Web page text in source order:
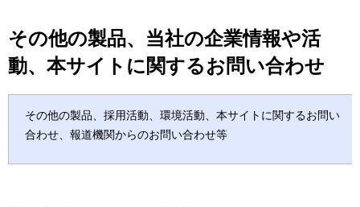
その他の製品、当社の企業情報や活
動、本サイトに関するお問い合わせ
その他の製品、採用活動、環境活動、本サイトに関するお問い
合わせ、報道機関からのお問い合わせ等